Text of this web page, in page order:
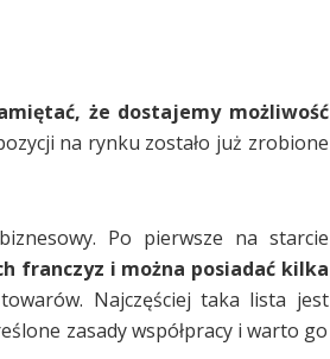
że dostajemy możliwość
na rynku zostało już zrobione
Po pierwsze na starcie
franczyz i można posiadać kilka
Najczęściej taka lista jest
zasady współpracy i warto go